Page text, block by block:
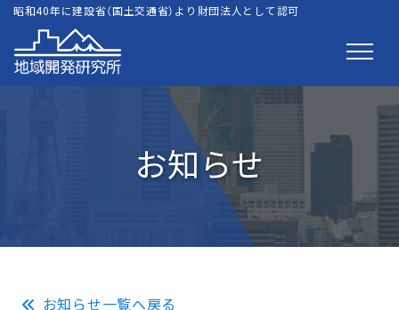
昭和40年に建設省（国土交通省）より財団法人として認可
お知らせ
お知らせ一覧へ戻る